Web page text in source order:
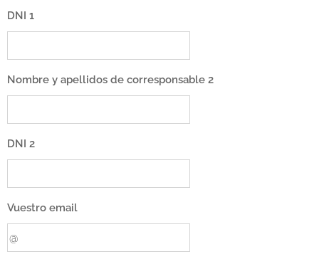
DNI 1
Nombre y apellidos de corresponsable 2
DNI 2
Vuestro email